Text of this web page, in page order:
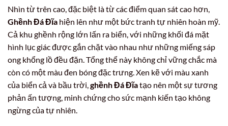
Nhìn từ trên cao, đặc biệt là từ các điểm quan sát cao hơn,
Ghềnh Đá Đĩa hiện lên như một bức tranh tự nhiên hoàn mỹ.
Cả khu ghềnh rộng lớn lấn ra biển, với những khối đá mặt
hình lục giác được gắn chặt vào nhau như những miếng sáp
ong khổng lồ đều đặn. Tổng thể này không chỉ vững chắc mà
còn có một màu đen bóng đặc trưng. Xen kẽ với màu xanh
của biển cả và bầu trời,ghềnh Đá Đĩatạo nên một sự tương
phản ấn tượng, minh chứng cho sức mạnh kiến tạo không
ngừng của tự nhiên.